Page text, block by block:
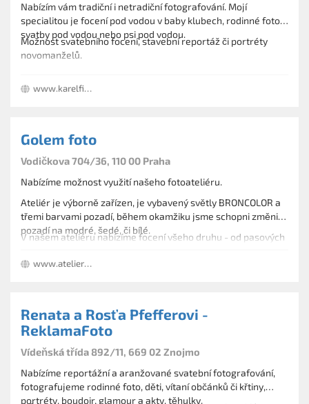
Nabízím vám tradiční i netradiční fotografování. Mojí
specialitou je focení pod vodou v baby klubech, rodinné foto,
svatby pod vodou nebo psi pod vodou.
Možnost svatebního focení, stavební reportáž či portréty
novomanželů.
fotografie.
www.karelfiala.cz
Golem foto
Vodičkova 704/36, 110 00 Praha
Nabízíme možnost využití našeho fotoateliéru.
Ateliér je výborně zařízen, je vybavený světly BRONCOLOR a
třemi barvami pozadí, během okamžiku jsme schopni změnit
pozadí na modré, šedé, či bílé.
V našem ateliéru nabízíme focení všeho druhu - od pasových
Všichni naši zaměstnanci jsou vyškolení fotografové a
počkání.
www.ateliergolem.cz
Renata a Rosťa Pfefferovi -
ReklamaFoto
Vídeňská třída 892/11, 669 02 Znojmo
Nabízíme reportážní a aranžované svatební fotografování,
fotografujeme rodinné foto, děti, vítaní občánků či křtiny,
portréty, boudoir, glamour a akty, těhulky.